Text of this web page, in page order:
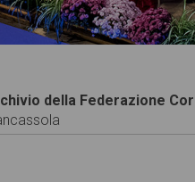
della Federazione